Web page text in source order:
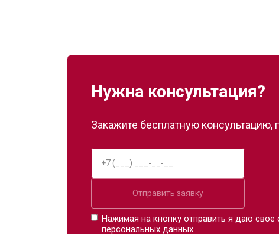
Нужна консультация?
Закажите бесплатную консультацию,
Отправить заявку
Нажимая на кнопку отправить я даю свое
персональных данных.